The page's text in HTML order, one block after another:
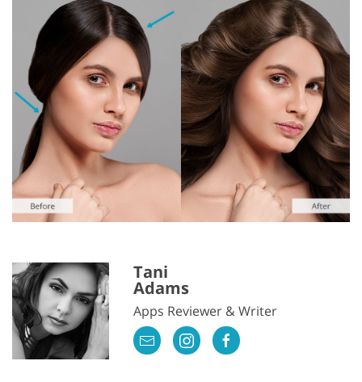
Tani
Adams
Apps Reviewer & Writer